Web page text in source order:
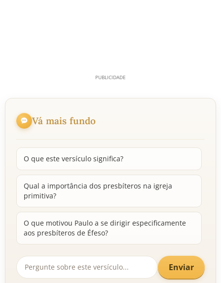
Vá mais fundo
O que este versículo significa?
Qual a importância dos presbíteros na igreja
primitiva?
O que motivou Paulo a se dirigir especificamente
aos presbíteros de Éfeso?
Enviar